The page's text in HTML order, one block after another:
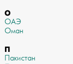
О
ОАЭ
Оман
П
Пакистан